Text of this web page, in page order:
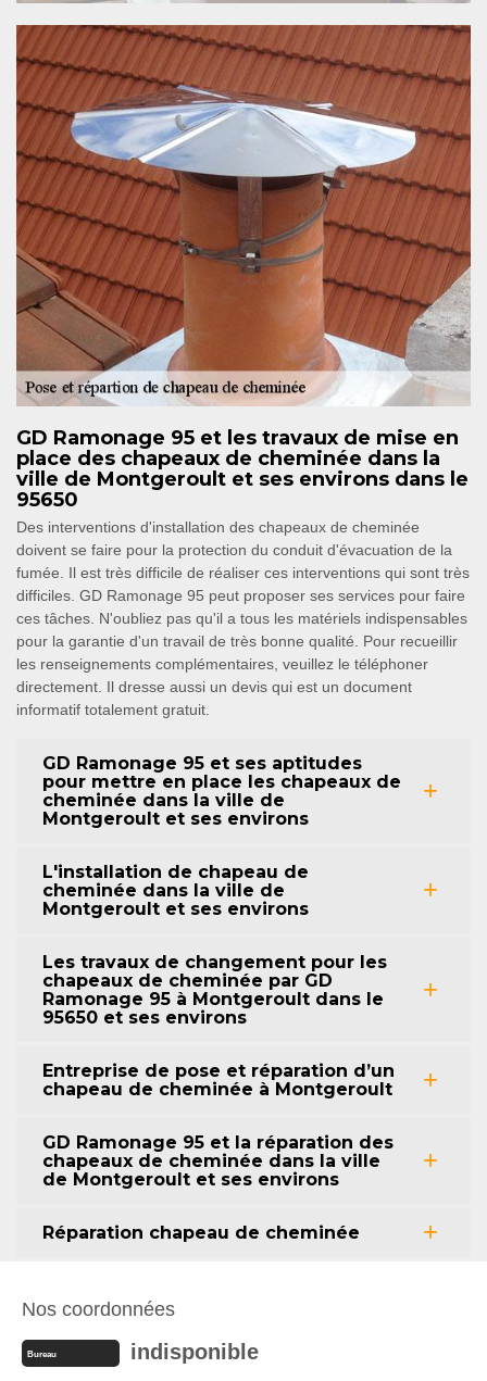
GD Ramonage 95 et les travaux de mise en
place des chapeaux de cheminée dans la
ville de Montgeroult et ses environs dans le
95650
Des interventions d'installation des chapeaux de cheminée
doivent se faire pour la protection du conduit d'évacuation de la
fumée. Il est très difficile de réaliser ces interventions qui sont très
difficiles. GD Ramonage 95 peut proposer ses services pour faire
ces tâches. N'oubliez pas qu'il a tous les matériels indispensables
pour la garantie d'un travail de très bonne qualité. Pour recueillir
les renseignements complémentaires, veuillez le téléphoner
directement. Il dresse aussi un devis qui est un document
informatif totalement gratuit.
GD Ramonage 95 et ses aptitudes
pour mettre en place les chapeaux de
cheminée dans la ville de
Montgeroult et ses environs
L'installation de chapeau de
cheminée dans la ville de
Montgeroult et ses environs
Les travaux de changement pour les
chapeaux de cheminée par GD
Ramonage 95 à Montgeroult dans le
95650 et ses environs
Entreprise de pose et réparation d’un
chapeau de cheminée à Montgeroult
GD Ramonage 95 et la réparation des
chapeaux de cheminée dans la ville
de Montgeroult et ses environs
Réparation chapeau de cheminée
Nos coordonnées
Bureau indisponible